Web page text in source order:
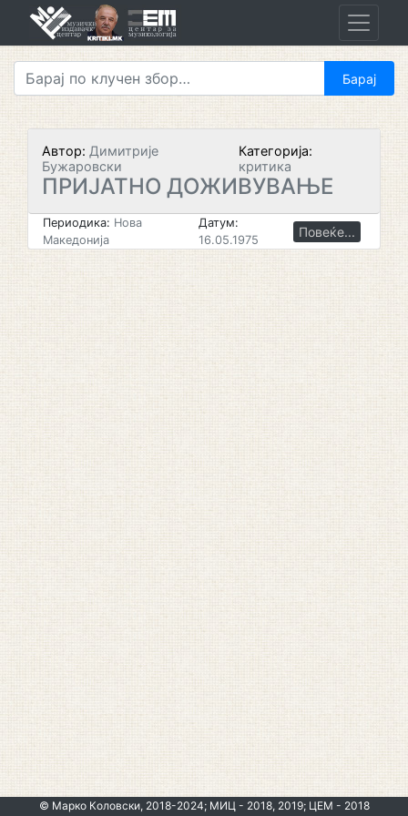
Автор: Димитрије
Бужаровски
Категорија:
критика
ПРИЈАТНО ДОЖИВУВАЊЕ
Периодика: Нова
Македонија
Датум:
16.05.1975
Повеќе...
© Марко Коловски, 2018-2024; МИЦ - 2018, 2019; ЦЕМ - 2018